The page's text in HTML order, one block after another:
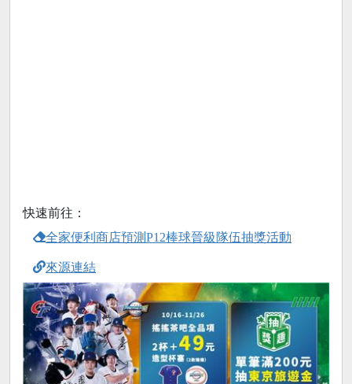
快速前往：
全家便利商店預測P12棒球晉級隊伍抽獎活動
來源連結